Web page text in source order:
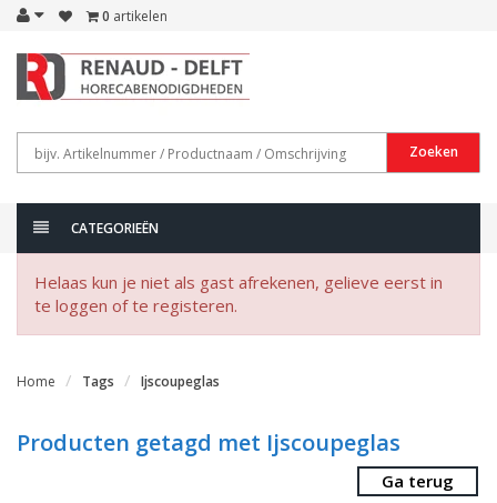
0 artikelen
Zoeken
CATEGORIEËN
Helaas kun je niet als gast afrekenen, gelieve eerst in
te loggen of te registeren.
Home Tags Ijscoupeglas
Producten getagd met Ijscoupeglas
Ga terug